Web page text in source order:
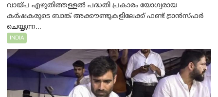
വായ്പ എഴുതിത്തള്ളൽ പദ്ധതി പ്രകാരം യോഗ്യരായ
കർഷകരുടെ ബാങ്ക് അക്കൗണ്ടുകളിലേക്ക് ഫണ്ട് ട്രാൻസ്ഫർ
ചെയ്യുന്ന...
INDIA